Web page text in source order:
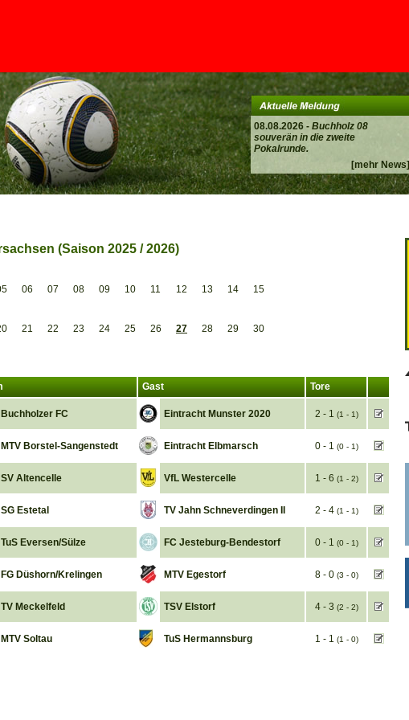
08.08.2026 - Buchholz 08
souverän in die zweite
Pokalrunde.
[mehr News]
(Saison 2025 / 2026)
06 07 08 09 10 11 12 13 14 15
21 22 23 24 25 26 27 28 29 30
Gast
Tore
Buchholzer FC Eintracht Munster 2020 2 - 1 (1 - 1)
MTV Borstel-Sangenstedt Eintracht Elbmarsch 0 - 1 (0 - 1)
SV Altencelle VfL Westercelle 1 - 6 (1 - 2)
SG Estetal TV Jahn Schneverdingen II 2 - 4 (1 - 1)
TuS Eversen/Sülze FC Jesteburg-Bendestorf 0 - 1 (0 - 1)
FG Düshorn/Krelingen MTV Egestorf 8 - 0 (3 - 0)
TV Meckelfeld TSV Elstorf 4 - 3 (2 - 2)
MTV Soltau TuS Hermannsburg 1 - 1 (1 - 0)